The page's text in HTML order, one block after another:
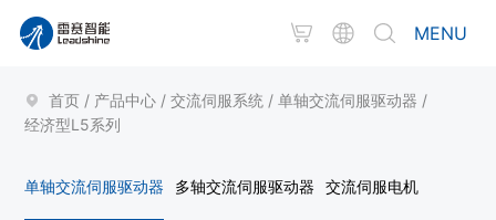
MENU
首页 / 产品中心 / 交流伺服系统 / 单轴交流伺服驱动器 /
经济型L5系列
单轴交流伺服驱动器 多轴交流伺服驱动器 交流伺服电机